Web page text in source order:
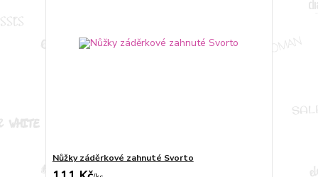
Nůžky záděrkové zahnuté Svorto